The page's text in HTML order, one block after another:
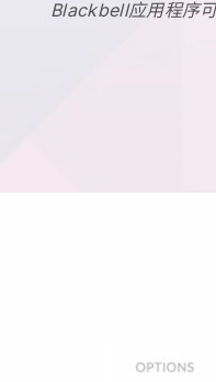
Blackbell应用程序